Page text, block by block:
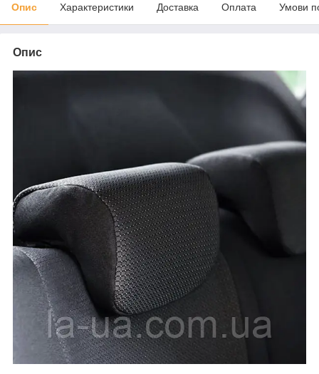
Опис Характеристики Доставка Оплата Умови
Опис